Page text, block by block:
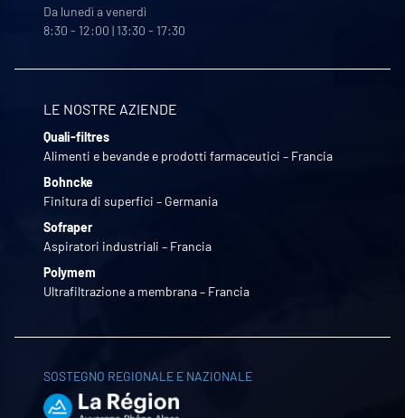
Da lunedì a venerdì
8:30 - 12:00 | 13:30 - 17:30
LE NOSTRE AZIENDE
Quali-filtres
Alimenti e bevande e prodotti farmaceutici – Francia
Bohncke
Finitura di superfici – Germania
Sofraper
Aspiratori industriali – Francia
Polymem
Ultrafiltrazione a membrana – Francia
SOSTEGNO REGIONALE E NAZIONALE